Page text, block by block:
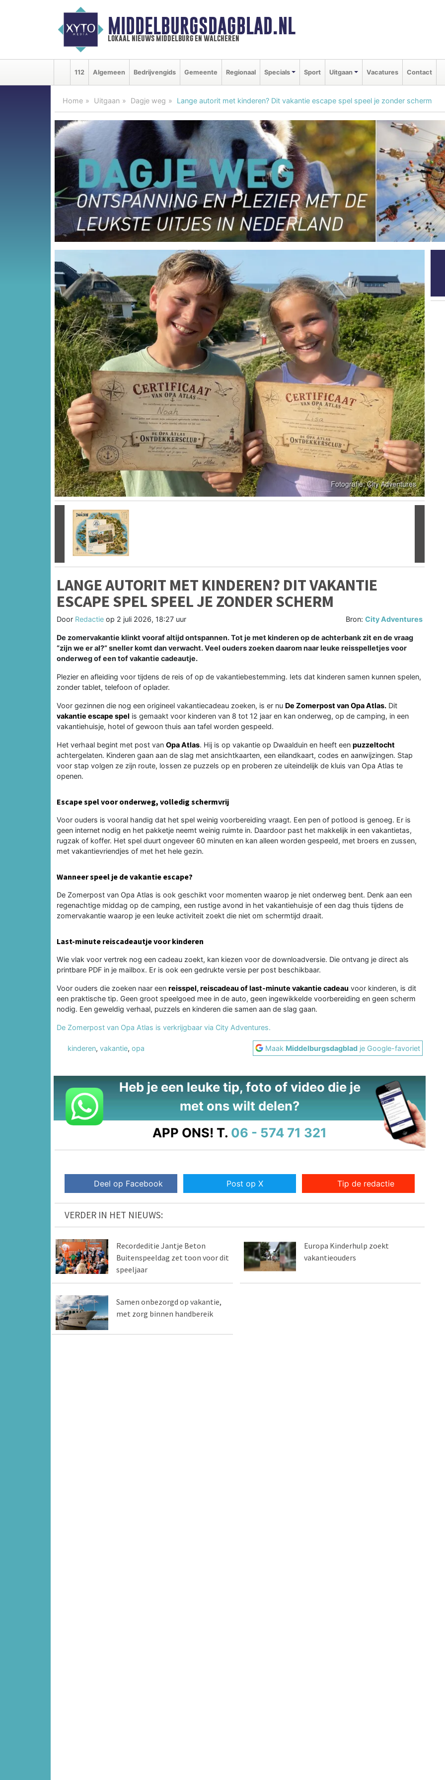
MIDDELBURGSDAGBLAD.NL
lokaal nieuws middelburg en walcheren
112 Algemeen Bedrijvengids Gemeente Regionaal Specials Sport Uitgaan Vacatures Contact
Home Uitgaan Dagje weg Lange autorit met kinderen? Dit vakantie escape spel speel je zonder scherm
Vorige
LANGE AUTORIT MET KINDEREN? DIT VAKANTIE
ESCAPE SPEL SPEEL JE ZONDER SCHERM
Door Redactie op 2 juli 2026, 18:27 uur Bron:City Adventures
De zomervakantie klinkt vooraf altijd ontspannen. Tot je met kinderen op de achterbank zit en de vraag
“zijn we er al?” sneller komt dan verwacht. Veel ouders zoeken daarom naar leuke reisspelletjes voor
onderweg of een tof vakantie cadeautje.
Plezier en afleiding voor tijdens de reis of op de vakantiebestemming. Iets dat kinderen samen kunnen spelen,
zonder tablet, telefoon of oplader.
Voor gezinnen die nog een origineel vakantiecadeau zoeken, is er nu De Zomerpost van Opa Atlas. Dit
vakantie escape spel is gemaakt voor kinderen van 8 tot 12 jaar en kan onderweg, op de camping, in een
vakantiehuisje, hotel of gewoon thuis aan tafel worden gespeeld.
Het verhaal begint met post van Opa Atlas. Hij is op vakantie op Dwaalduin en heeft een puzzeltocht
achtergelaten. Kinderen gaan aan de slag met ansichtkaarten, een eilandkaart, codes en aanwijzingen. Stap
voor stap volgen ze zijn route, lossen ze puzzels op en proberen ze uiteindelijk de kluis van Opa Atlas te
openen.
Escape spel voor onderweg, volledig schermvrij
Voor ouders is vooral handig dat het spel weinig voorbereiding vraagt. Een pen of potlood is genoeg. Er is
geen internet nodig en het pakketje neemt weinig ruimte in. Daardoor past het makkelijk in een vakantietas,
rugzak of koffer. Het spel duurt ongeveer 60 minuten en kan alleen worden gespeeld, met broers en zussen,
met vakantievriendjes of met het hele gezin.
Wanneer speel je de vakantie escape?
De Zomerpost van Opa Atlas is ook geschikt voor momenten waarop je niet onderweg bent. Denk aan een
regenachtige middag op de camping, een rustige avond in het vakantiehuisje of een dag thuis tijdens de
zomervakantie waarop je een leuke activiteit zoekt die niet om schermtijd draait.
Last-minute reiscadeautje voor kinderen
Wie vlak voor vertrek nog een cadeau zoekt, kan kiezen voor de downloadversie. Die ontvang je direct als
printbare PDF in je mailbox. Er is ook een gedrukte versie per post beschikbaar.
Voor ouders die zoeken naar een reisspel, reiscadeau of last-minute vakantie cadeau voor kinderen, is dit
een praktische tip. Geen groot speelgoed mee in de auto, geen ingewikkelde voorbereiding en geen scherm
nodig. Een geweldig verhaal, puzzels en kinderen die samen aan de slag gaan.
De Zomerpost van Opa Atlas is verkrijgbaar via City Adventures.
kinderen, vakantie, opa Maak Middelburgsdagblad je Google-favoriet
Heb je een leuke tip, foto of video die je
met ons wilt delen?
APP ONS! T. 06 - 574 71 321
Deel op Facebook Post op X Tip de redactie
VERDER IN HET NIEUWS:
Recordeditie Jantje Beton
Buitenspeeldag zet toon voor dit
speeljaar
Europa Kinderhulp zoekt
vakantieouders
Samen onbezorgd op vakantie,
met zorg binnen handbereik